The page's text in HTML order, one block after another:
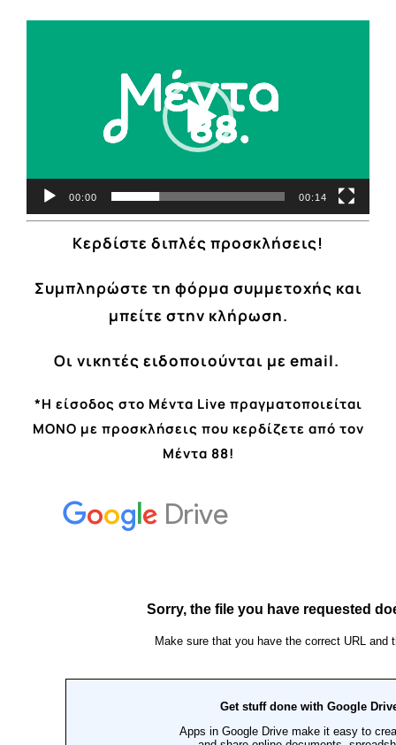
00:00 00:14
Κερδίστε διπλές προσκλήσεις!
Συμπληρώστε τη φόρμα συμμετοχής και
μπείτε στην κλήρωση.
Οι νικητές ειδοποιoύνται με email.
*Η είσοδος στο Μέντα Live πραγματοποιείται
ΜΟΝΟ με προσκλήσεις που κερδίζετε από τον
Μέντα 88!